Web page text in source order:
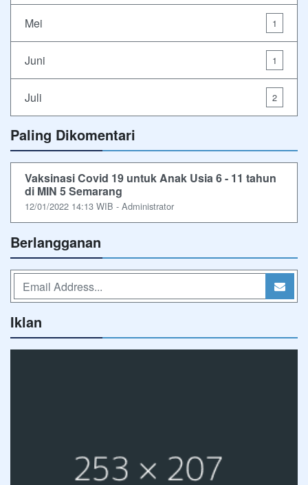
Mei 1
Juni 1
Juli 2
Paling Dikomentari
Vaksinasi Covid 19 untuk Anak Usia 6 - 11 tahun
di MIN 5 Semarang
12/01/2022 14:13 WIB - Administrator
Berlangganan
Iklan